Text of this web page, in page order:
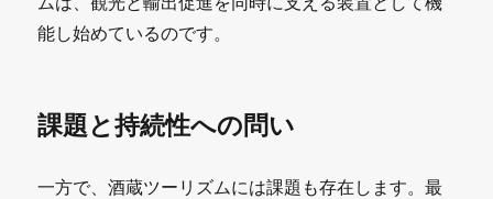
能し始めているのです。
課題と持続性への問い
一方で、酒蔵ツーリズムには課題も存在します。最